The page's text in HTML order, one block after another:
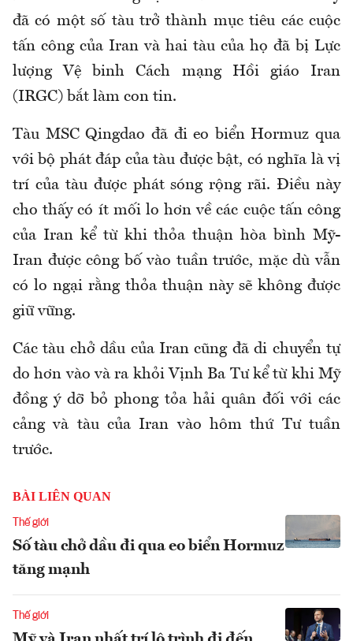
đã có một số tàu trở thành mục tiêu các cuộc
tấn công của Iran và hai tàu của họ đã bị Lực
lượng Vệ binh Cách mạng Hồi giáo Iran
(IRGC) bắt làm con tin.
Tàu MSC Qingdao đã đi eo biển Hormuz qua
với bộ phát đáp của tàu được bật, có nghĩa là vị
trí của tàu được phát sóng rộng rãi. Điều này
cho thấy có ít mối lo hơn về các cuộc tấn công
của Iran kể từ khi thỏa thuận hòa bình Mỹ-
Iran được công bố vào tuần trước, mặc dù vẫn
có lo ngại rằng thỏa thuận này sẽ không được
giữ vững.
Các tàu chở dầu của Iran cũng đã di chuyển tự
do hơn vào và ra khỏi Vịnh Ba Tư kể từ khi Mỹ
đồng ý dỡ bỏ phong tỏa hải quân đối với các
cảng và tàu của Iran vào hôm thứ Tư tuần
trước.
BÀI LIÊN QUAN
Thế giới
Số tàu chở dầu đi qua eo biển Hormuz
tăng mạnh
Thế giới